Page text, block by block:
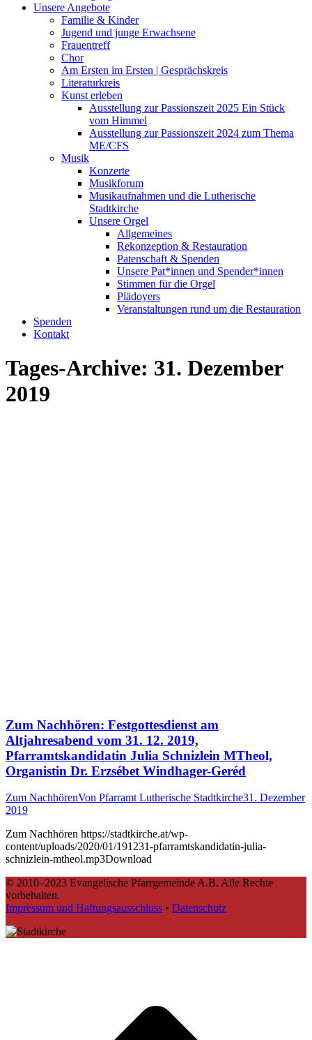
Unsere Angebote
Familie & Kinder
Jugend und junge Erwachsene
Frauentreff
Chor
Am Ersten im Ersten | Gesprächskreis
Literaturkreis
Kunst erleben
Ausstellung zur Passionszeit 2025 Ein Stück
vom Himmel
Ausstellung zur Passionszeit 2024 zum Thema
ME/CFS
Musik
Konzerte
Musikforum
Musikaufnahmen und die Lutherische
Stadtkirche
Unsere Orgel
Allgemeines
Rekonzeption & Restauration
Patenschaft & Spenden
Unsere Pat*innen und Spender*innen
Stimmen für die Orgel
Plädoyers
Veranstaltungen rund um die Restauration
Spenden
Kontakt
Tages-Archive: 31. Dezember
2019
Zum Nachhören: Festgottesdienst am
Altjahresabend vom 31. 12. 2019,
Pfarramtskandidatin Julia Schnizlein MTheol,
Organistin Dr. Erzsébet Windhager-Geréd
Zum NachhörenVon Pfarramt Lutherische Stadtkirche31. Dezember
2019
Zum Nachhören https://stadtkirche.at/wp-
content/uploads/2020/01/191231-pfarramtskandidatin-julia-
schnizlein-mtheol.mp3Download
© 2010–2023 Evangelische Pfarrgemeinde A.B. Alle Rechte
vorbehalten.
Impressum und Haftungsausschluss • Datenschutz